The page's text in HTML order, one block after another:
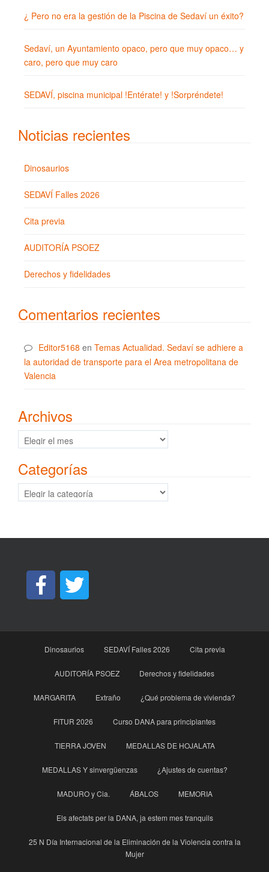
¿ Pero no era la gestión de la Piscina de Sedaví un éxito?
Sedaví, un Ayuntamiento opaco, pero que muy opaco… y
caro, pero que muy caro
SEDAVÍ, piscina municipal !Entérate! y !Sorpréndete!
Noticias recientes
Dinosaurios
SEDAVÍ Falles 2026
Cita previa
AUDITORÍA PSOEZ
Derechos y fidelidades
Comentarios recientes
Editor5168 en Temas Actualidad. Sedaví se adhiere a
la autoridad de transporte para el Area metropolitana de
Valencia
Archivos
Archivos
Categorías
Categorías
Dinosaurios SEDAVÍ Falles 2026 Cita previa
AUDITORÍA PSOEZ Derechos y fidelidades
MARGARITA Extraño ¿Qué problema de vivienda?
FITUR 2026 Curso DANA para principìantes
TIERRA JOVEN MEDALLAS DE HOJALATA
MEDALLAS Y sinvergüenzas ¿Ajustes de cuentas?
MADURO y Cia. ÁBALOS MEMORIA
Els afectats per la DANA, ja estem mes tranquils
25 N Día Internacional de la Eliminación de la Violencia contra la
Mujer